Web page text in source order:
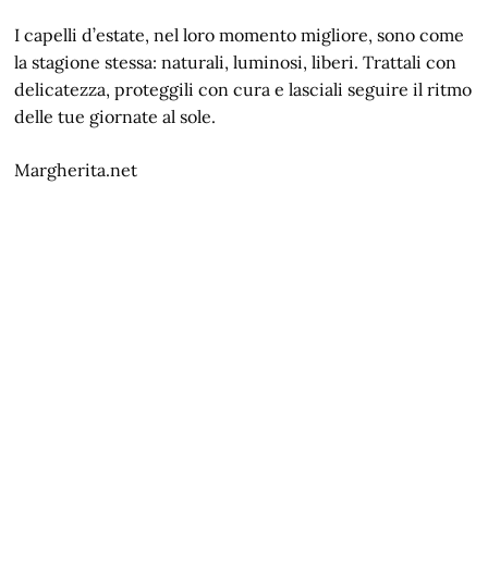
I capelli d’estate, nel loro momento migliore, sono come
la stagione stessa: naturali, luminosi, liberi. Trattali con
delicatezza, proteggili con cura e lasciali seguire il ritmo
delle tue giornate al sole.
Margherita.net